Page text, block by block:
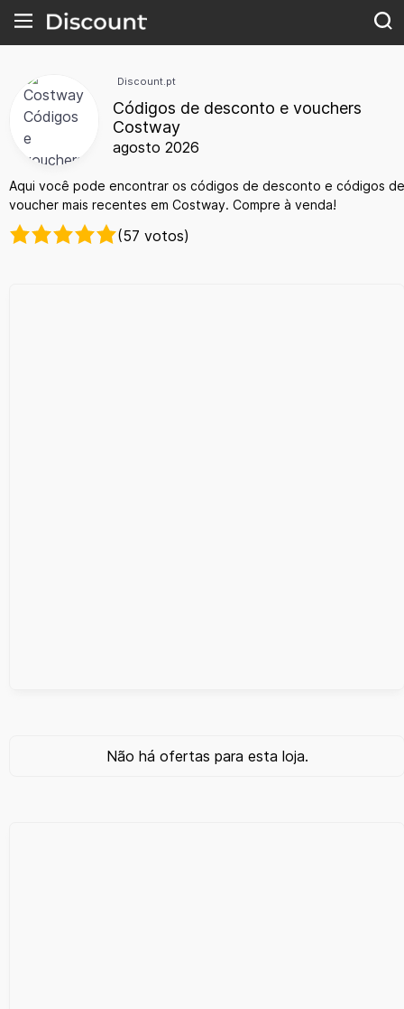
Discount.pt
Códigos de desconto e vouchers
Costway
agosto 2026
Aqui você pode encontrar os códigos de desconto e códigos de
voucher mais recentes em Costway. Compre à venda!
(57 votos)
Não há ofertas para esta loja.